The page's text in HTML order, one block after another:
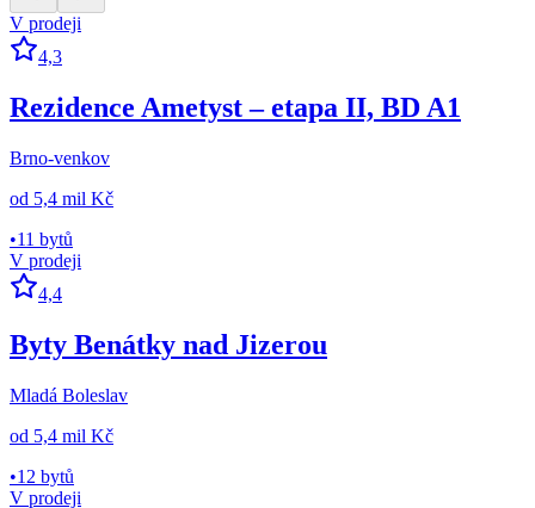
V prodeji
4,3
Rezidence Ametyst – etapa II, BD A1
Brno-venkov
od 5,4 mil Kč
•11 bytů
V prodeji
4,4
Byty Benátky nad Jizerou
Mladá Boleslav
od 5,4 mil Kč
•12 bytů
V prodeji